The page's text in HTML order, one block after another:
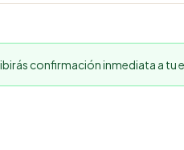
confirmación inmediata a tu